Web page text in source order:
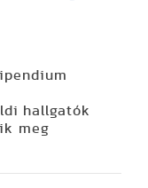
hallgatók
meg